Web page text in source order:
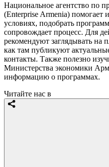
Национальное агентство по
(Enterprise Armenia) помогает
условиях, подобрать
сопровождает процесс. Для
рекомендуют заглядывать на
как там публикуют
контакты. Также полезно
Министерства экономики
информацию о программах.
Читайте нас в